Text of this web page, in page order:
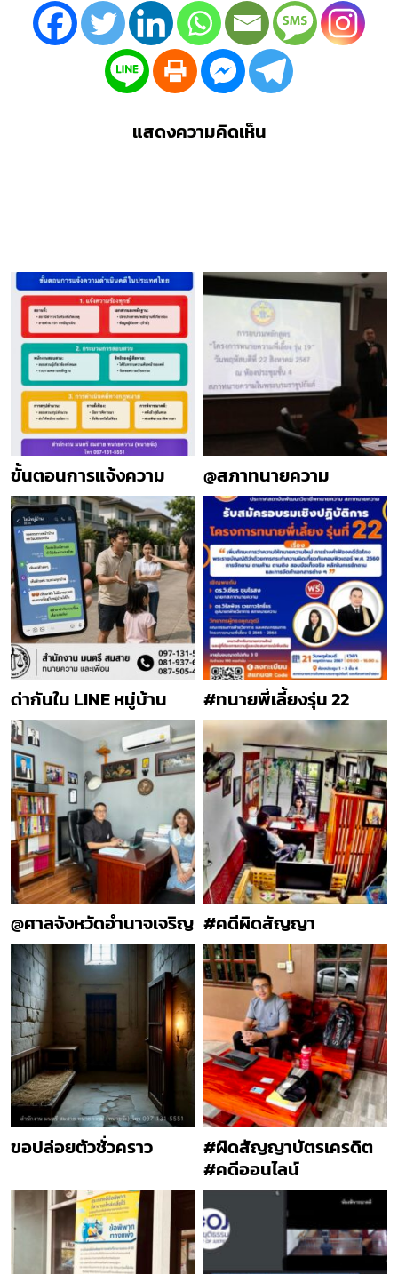
แสดงความคิดเห็น
ขั้นตอนการแจ้งความ @สภาทนายความ
ด่ากันใน LINE หมู่บ้าน #ทนายพี่เลี้ยงรุ่น 22
@ศาลจังหวัดอำนาจเจริญ #คดีผิดสัญญา
ขอปล่อยตัวชั่วคราว
#ผิดสัญญาบัตรเครดิต
#คดีออนไลน์